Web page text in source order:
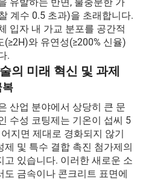
계수 0.5 초과)을 초래합니다.
입자 내 가교 분포를 공간적
와 유연성(≥200% 신율)
.
의 미래 혁신 및 과제
복
산업 분야에서 상당히 큰 문
수성 코팅제는 기온이 섭씨 5
지면 제대로 경화되지 않기
및 특수 결합 촉진 첨가제의
있습니다. 이러한 새로운 소
금속이나 콘크리트 표면에